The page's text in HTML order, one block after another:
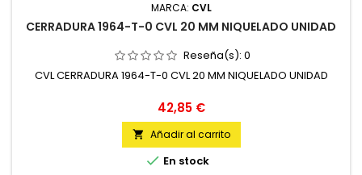
MARCA: CVL
CERRADURA 1964-T-0 CVL 20 MM NIQUELADO UNIDAD
Reseña(s): 0
CVL CERRADURA 1964-T-0 CVL 20 MM NIQUELADO UNIDAD
Precio
42,85 €
 Añadir al carrito
 En stock